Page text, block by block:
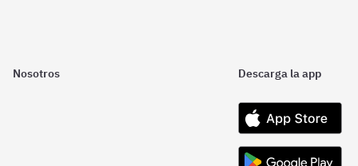
Nosotros Descarga la app